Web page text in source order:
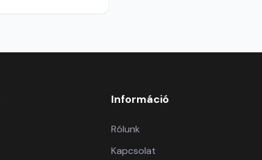
Információ
Rólunk
Kapcsolat